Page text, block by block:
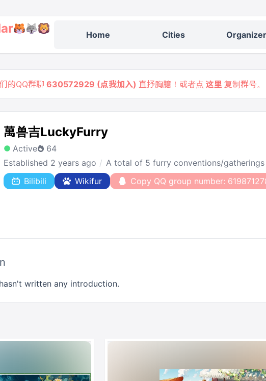
Home Cities
的QQ群聊 630572929 (点我加入) 直抒胸臆！或者点 这里 复制群号。
萬兽吉LuckyFurry
Active
64
Established 2 years ago
A total of 5 furry conventions/
Bilibili
Wikifur Copy QQ group number:
written any introduction.